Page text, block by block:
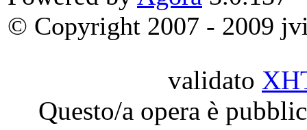
© Copyright 2007 - 2009
validato
Questo/a opera è